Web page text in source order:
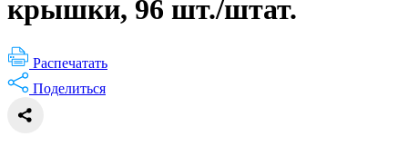
крышки, 96 шт./штат.
Распечатать
Поделиться